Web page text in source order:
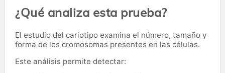
¿Qué analiza esta prueba?
El estudio del cariotipo examina el número, tamaño y
forma de los cromosomas presentes en las células.
Este análisis permite detectar: